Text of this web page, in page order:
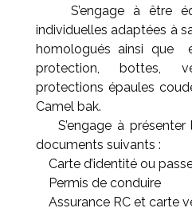
S’engage à être
individuelles adaptées à
homologués ainsi que
protection, bottes,
protections épaules
Camel bak.
S’engage à
documents suivants :
Carte d’identité ou
Permis de conduire
Assurance RC et carte